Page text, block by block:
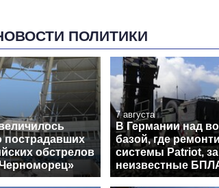
ПОЛИТИКИ
пострадавших
обстрелов
7 августа
В Германии над
базой, где
системы Patriot,
неизвестные